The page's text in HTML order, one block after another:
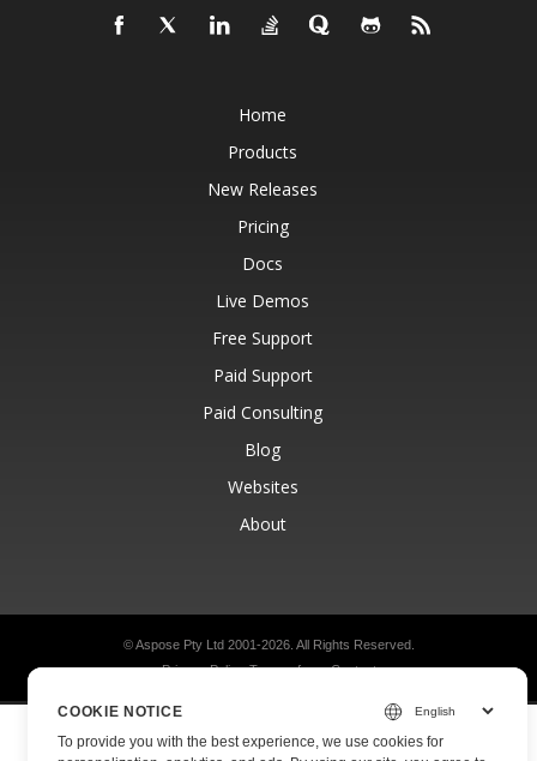
Home
Products
New Releases
Pricing
Docs
Live Demos
Free Support
Paid Support
Paid Consulting
Blog
Websites
About
© Aspose Pty Ltd 2001-2026. All Rights Reserved.
Privacy Policy Terms of use Contact
COOKIE NOTICE
To provide you with the best experience, we use cookies for